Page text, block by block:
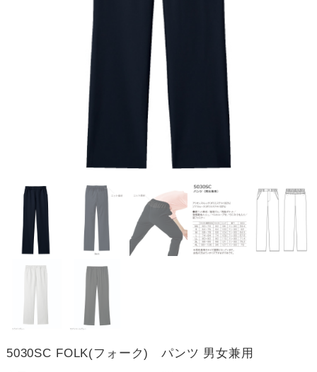
5030SC FOLK(フォーク) パンツ 男女兼用